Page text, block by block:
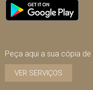
Peça aqui a sua cópia
VER SERVIÇOS